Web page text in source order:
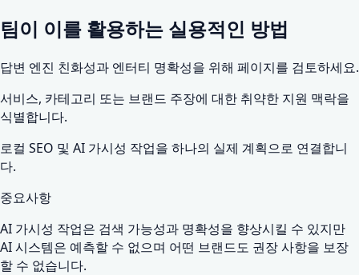
팀이 이를 활용하는 실용적인 방법
답변 엔진 친화성과 엔터티 명확성을 위해 페이지를 검토하세요.
서비스, ​​카테고리 또는 브랜드 주장에 대한 취약한 지원 맥락을
식별합니다.
로컬 SEO 및 AI 가시성 작업을 하나의 실제 계획으로 연결합니
다.
중요사항
AI 가시성 작업은 검색 가능성과 명확성을 향상시킬 수 있지만
AI 시스템은 예측할 수 없으며 어떤 브랜드도 권장 사항을 보장
할 수 없습니다.